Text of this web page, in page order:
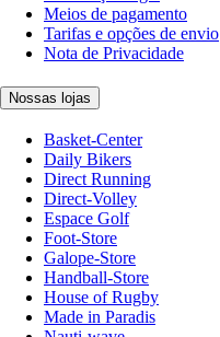
Meios de pagamento
Tarifas e opções de envio
Nota de Privacidade
Nossas lojas
Basket-Center
Daily Bikers
Direct Running
Direct-Volley
Espace Golf
Foot-Store
Galope-Store
Handball-Store
House of Rugby
Made in Paradis